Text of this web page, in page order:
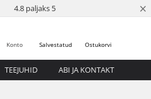
4.8 paljaks 5 ×
Ostukorvi
Salvestatud
Konto
TEEJUHID ABI JA KONTAKT